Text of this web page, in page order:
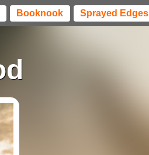
Booknook Sprayed Edges